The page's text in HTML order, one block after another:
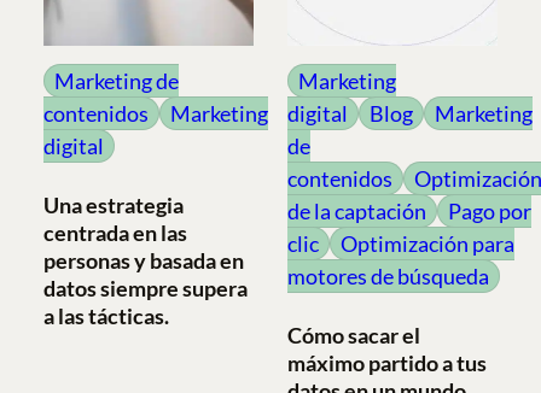
Marketing de
contenidos
Marketing
digital
Una estrategia
centrada en las
personas y basada en
datos siempre supera
a las tácticas.
Marketing
digital
Blog
Marketing
de
contenidos
Optimización
de la captación
Pago por
clic
Optimización para
motores de búsqueda
Cómo sacar el
máximo partido a tus